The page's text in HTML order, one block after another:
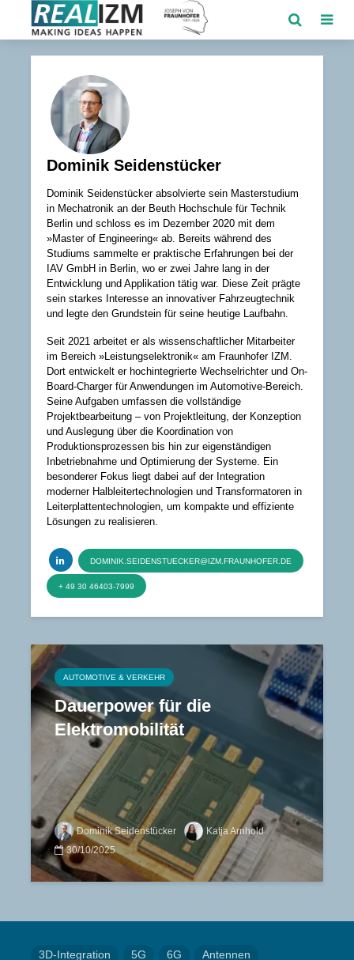
Dominik Seidenstücker
Dominik Seidenstücker absolvierte sein Masterstudium
in Mechatronik an der Beuth Hochschule für Technik
Berlin und schloss es im Dezember 2020 mit dem
»Master of Engineering« ab. Bereits während des
Studiums sammelte er praktische Erfahrungen bei der
IAV GmbH in Berlin, wo er zwei Jahre lang in der
Entwicklung und Applikation tätig war. Diese Zeit prägte
sein starkes Interesse an innovativer Fahrzeugtechnik
und legte den Grundstein für seine heutige Laufbahn.
Seit 2021 arbeitet er als wissenschaftlicher Mitarbeiter
im Bereich »Leistungselektronik« am Fraunhofer IZM.
Dort entwickelt er hochintegrierte Wechselrichter und On-
Board-Charger für Anwendungen im Automotive-Bereich.
Seine Aufgaben umfassen die vollständige
Projektbearbeitung – von Projektleitung, der Konzeption
und Auslegung über die Koordination von
Produktionsprozessen bis hin zur eigenständigen
Inbetriebnahme und Optimierung der Systeme. Ein
besonderer Fokus liegt dabei auf der Integration
moderner Halbleitertechnologien und Transformatoren in
Leiterplattentechnologien, um kompakte und effiziente
Lösungen zu realisieren.
DOMINIK.SEIDENSTUECKER@IZM.FRAUNHOFER.DE
+ 49 30 46403-7999
AUTOMOTIVE & VERKEHR
Dauerpower für die
Elektromobilität
Dominik Seidenstücker
Katja Arnhold
30/10/2025
3D-Integration 5G 6G
Antennen